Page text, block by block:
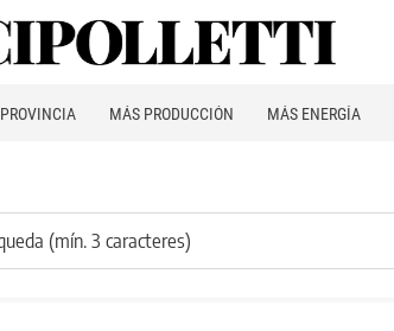
PROVINCIA MÁS PRODUCCIÓN MÁS ENERGÍA